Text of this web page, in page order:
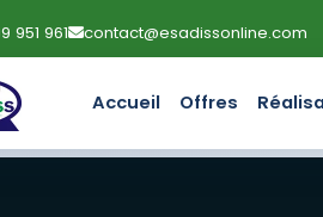
951 961 contact@esadissonline.com
Accueil Offres